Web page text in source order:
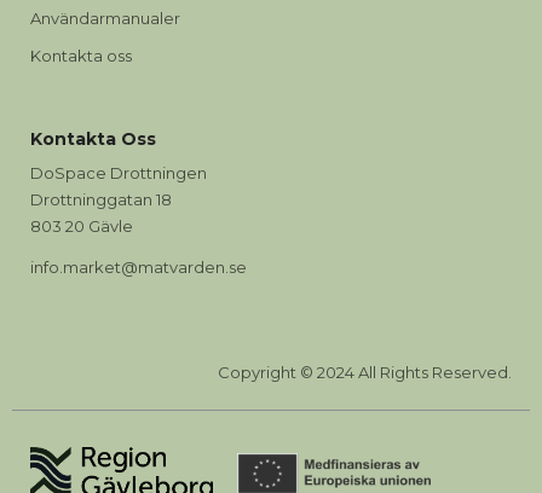
Användarmanualer
Kontakta oss
Kontakta Oss
DoSpace Drottningen
Drottninggatan 18
803 20 Gävle
info.market@matvarden.se
Copyright © 2024 All Rights Reserved.